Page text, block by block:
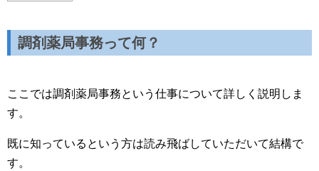
調剤薬局事務って何？
ここでは調剤薬局事務という仕事について詳しく説明しま
す。
既に知っているという方は読み飛ばしていただいて結構で
す。